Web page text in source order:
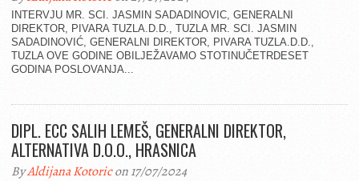
INTERVJU MR. SCI. JASMIN SADADINOVIC, GENERALNI
DIREKTOR, PIVARA TUZLA.D.D., TUZLA MR. SCI. JASMIN
SADADINOVIĆ, GENERALNI DIREKTOR, PIVARA TUZLA.D.D.,
TUZLA OVE GODINE OBILJEŽAVAMO STOTINUČETRDESET
GODINA POSLOVANJA...
DIPL. ECC SALIH LEMEŠ, GENERALNI DIREKTOR,
ALTERNATIVA D.O.O., HRASNICA
ByAldijana Kotoricon 17/07/2024